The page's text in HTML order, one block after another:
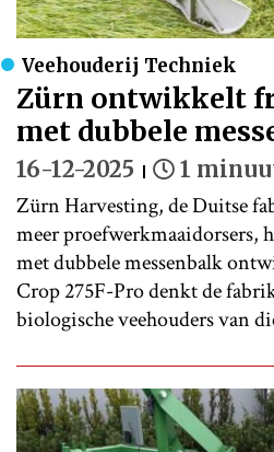
Veehouderij Techniek
Zürn ontwikkelt
met dubbele
16-12-2025 1
Zürn Harvesting, de Duitse
meer proefwerkmaaidorsers,
met dubbele messenbalk
Crop 275F-Pro denkt de
biologische veehouders van